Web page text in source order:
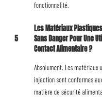
fonctionnalité.
5
Les Matériaux
Sans Danger Pour Une
Contact Alimentaire ?
Absolument. Les matériaux
injection sont conformes
matière de sécurité